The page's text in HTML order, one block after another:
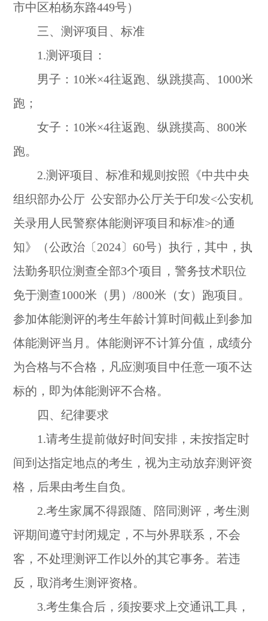
市中区柏杨东路449号）
三、测评项目、标准
1.测评项目：
男子：10米×4往返跑、纵跳摸高、1000米
跑；
女子：10米×4往返跑、纵跳摸高、800米
跑。
2.测评项目、标准和规则按照《中共中央
组织部办公厅 公安部办公厅关于印发<公安机
关录用人民警察体能测评项目和标准>的通
知》（公政治〔2024〕60号）执行，其中，执
法勤务职位测查全部3个项目，警务技术职位
免于测查1000米（男）/800米（女）跑项目。
参加体能测评的考生年龄计算时间截止到参加
体能测评当月。体能测评不计算分值，成绩分
为合格与不合格，凡应测项目中任意一项不达
标的，即为体能测评不合格。
四、纪律要求
1.请考生提前做好时间安排，未按指定时
间到达指定地点的考生，视为主动放弃测评资
格，后果由考生自负。
2.考生家属不得跟随、陪同测评，考生测
评期间遵守封闭规定，不与外界联系，不会
客，不处理测评工作以外的其它事务。若违
反，取消考生测评资格。
3.考生集合后，须按要求上交通讯工具，